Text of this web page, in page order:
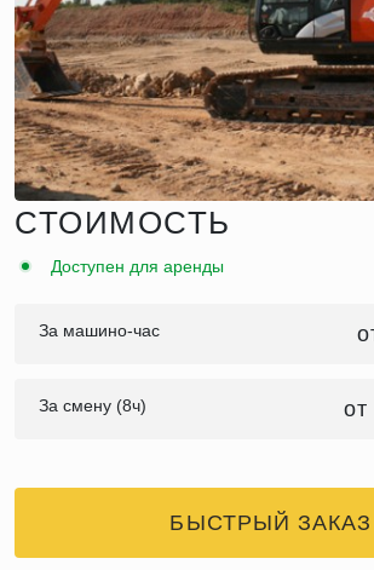
СТОИМОСТЬ
Доступен для аренды
За машино-час
За смену (8ч)
БЫСТРЫЙ ЗАКАЗ